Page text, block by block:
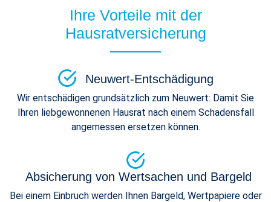
Ihre Vorteile mit der
Hausratversicherung
Neuwert-Entschädigung
Wir entschädigen grundsätzlich zum Neuwert: Damit Sie
Ihren liebgewonnenen Hausrat nach einem Schadensfall
angemessen ersetzen können.
Absicherung von Wertsachen und Bargeld
Bei einem Einbruch werden Ihnen Bargeld, Wertpapiere oder